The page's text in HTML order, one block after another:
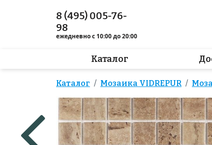
8 (495) 005-76-
98
ежедневно с 10:00 до 20:00
Каталог
Каталог Мозаика VIDREPUR